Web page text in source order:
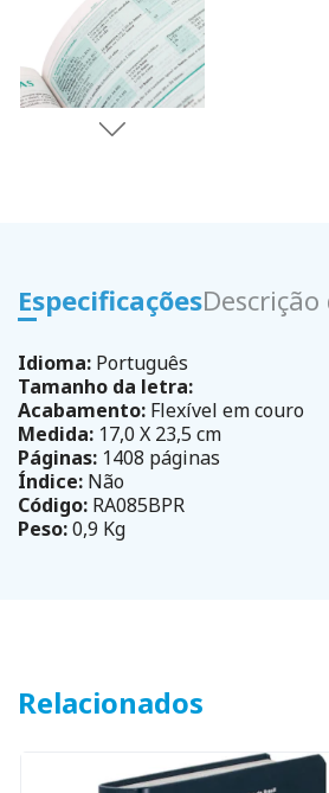
Especificações
Idioma: Português
Tamanho da letra:
Acabamento: Flexível em couro
Medida: 17,0 X 23,5 cm
Páginas: 1408 páginas
Índice: Não
Código: RA085BPR
Peso:0,9 Kg
Relacionados